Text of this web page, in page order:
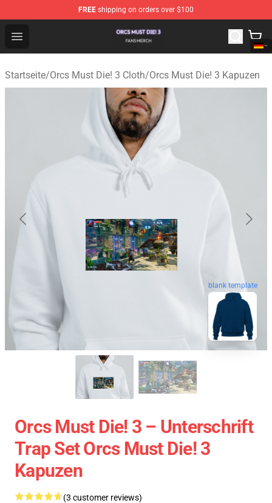
FREE shipping on orders over $100
Open menu
Orcs Must Die! 3 Shop - Official Orcs Must Die! 3
Startseite/Orcs Must Die! 3 Cloth/Orcs Must Die! 3 Kapuzen
blank template
Orcs Must Die! 3 – Unterschrift
Trap Set Orcs Must Die! 3
Kapuzen
(3 customer reviews)